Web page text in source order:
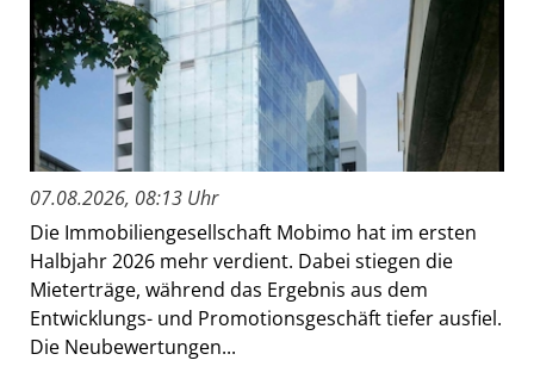
07.08.2026, 08:13 Uhr
Die Immobiliengesellschaft Mobimo hat im ersten
Halbjahr 2026 mehr verdient. Dabei stiegen die
Mieterträge, während das Ergebnis aus dem
Entwicklungs- und Promotionsgeschäft tiefer ausfiel.
Die Neubewertungen...